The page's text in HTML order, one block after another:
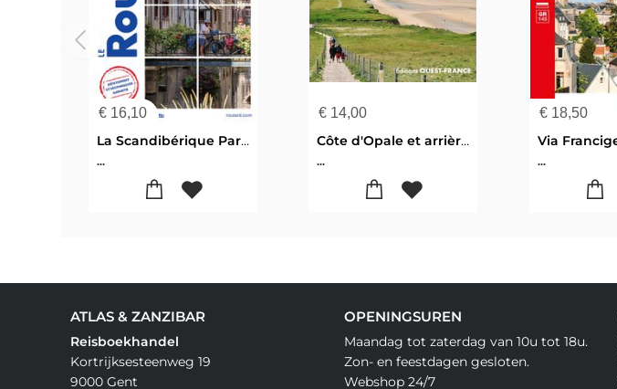
€ 16,10
La Scandibérique Partie Nord de la Wallonie au val de Loire via Paris
...
€ 14,00
Côte d'Opale et arrière-pays 30 bal.
...
€18,50
...
ATLAS & ZANZIBAR
Reisboekhandel
Kortrijksesteenweg 19
9000 Gent
OPENINGSUREN
Maandag tot zaterdag van 10u tot 18u.
Zon- en feestdagen gesloten.
Webshop 24/7